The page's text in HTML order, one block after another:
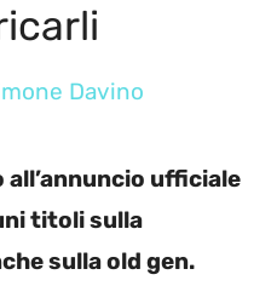
Davino
ufficiale
titoli sulla
sulla old gen.